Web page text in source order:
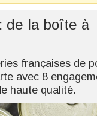
de la boîte à
françaises de
avec 8
haute qualité.